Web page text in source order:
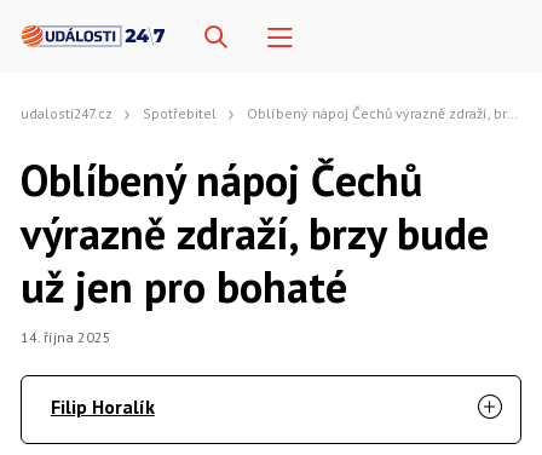
udalosti247.cz Spotřebitel Oblíbený nápoj Čechů výrazně zdraží, brzy bude už jen pro bohaté
Oblíbený nápoj Čechů
výrazně zdraží, brzy bude
už jen pro bohaté
14. října 2025
Filip Horalík